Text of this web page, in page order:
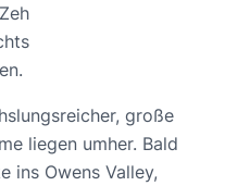
große
liegen umher. Bald
ins Owens Valley,